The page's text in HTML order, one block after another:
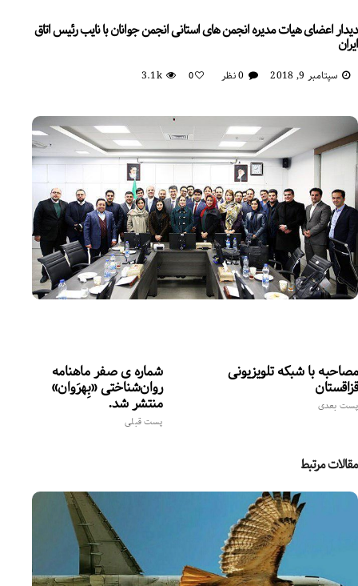
دیدار اعضای هیات مدیره انجمن های استانی انجمن جوانان با نایب رئیس اتاق
ایران
سپتامبر 9, 2018 0 نظر 0
3.1k
شماره‌ ی صفر ماهنامه
روان‌شناختی «بِهرَوان»
منتشر شد.
پست قبلی
مصاحبه با شبکه تلویزیونی
قزاقستان
پست بعدی
مقالات مرتبط